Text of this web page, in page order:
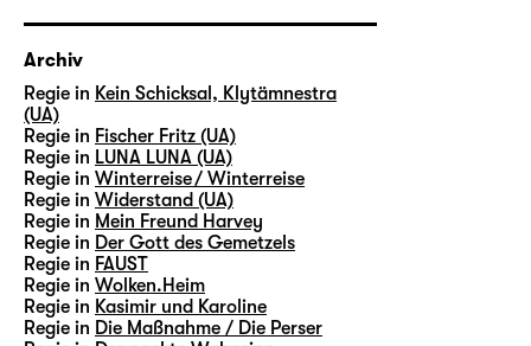
Archiv
Regie in Kein Schicksal, Klytämnestra
(UA)
Regie in Fischer Fritz (UA)
Regie in LUNA LUNA (UA)
Regie in Winterreise / Winterreise
Regie in Widerstand (UA)
Regie in Mein Freund Harvey
Regie in Der Gott des Gemetzels
Regie in FAUST
Regie in Wolken.Heim
Regie in Kasimir und Karoline
Regie in Die Maßnahme / Die Perser